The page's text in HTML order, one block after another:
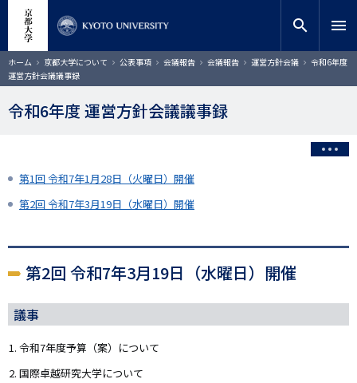
コ
ン
テ
サイト内検索
検索
search menu
ホーム 京都大学について 公表事項 会議報告 会議報告 運営方針会議
令和6年度
運営方針会議議事録
令和6年度 運営方針会議議事録
第1回 令和7年1月28日（火曜日）開催
第2回 令和7年3月19日（水曜日）開催
第2回 令和7年3月19日（水曜日）開催
議事
令和7年度予算（案）について
国際卓越研究大学について